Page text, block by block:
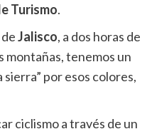
Turismo.
Jalisco, a dos horas de
montañas, tenemos un
sierra” por esos colores,
ciclismo a través de un